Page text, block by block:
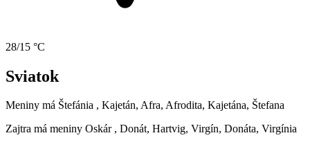
28/15 °C
Sviatok
Meniny má Štefánia , Kajetán, Afra, Afrodita, Kajetána, Štefana
Zajtra má meniny Oskár , Donát, Hartvig, Virgín, Donáta, Virgínia